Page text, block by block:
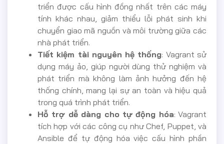
triển được cấu hình đồng nhất trên các máy
tính khác nhau, giảm thiểu lỗi phát sinh khi
chuyển giao mã nguồn và môi trường giữa các
nhà phát triển.
Tiết kiệm tài nguyên hệ thống: Vagrant sử
dụng máy ảo, giúp người dùng thử nghiệm và
phát triển mà không làm ảnh hưởng đến hệ
thống chính, mang lại sự an toàn và hiệu quả
trong quá trình phát triển.
Hỗ trợ dễ dàng cho tự động hóa: Vagrant
tích hợp với các công cụ như Chef, Puppet, và
Ansible để tự động hóa việc cấu hình phần